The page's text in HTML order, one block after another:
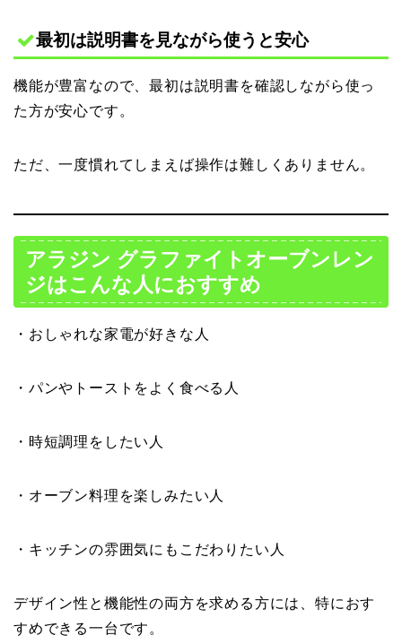
最初は説明書を見ながら使うと安心
機能が豊富なので、最初は説明書を確認しながら使っ
た方が安心です。
ただ、一度慣れてしまえば操作は難しくありません。
アラジン グラファイトオーブンレン
ジはこんな人におすすめ
・おしゃれな家電が好きな人
・パンやトーストをよく食べる人
・時短調理をしたい人
・オーブン料理を楽しみたい人
・キッチンの雰囲気にもこだわりたい人
デザイン性と機能性の両方を求める方には、特におす
すめできる一台です。